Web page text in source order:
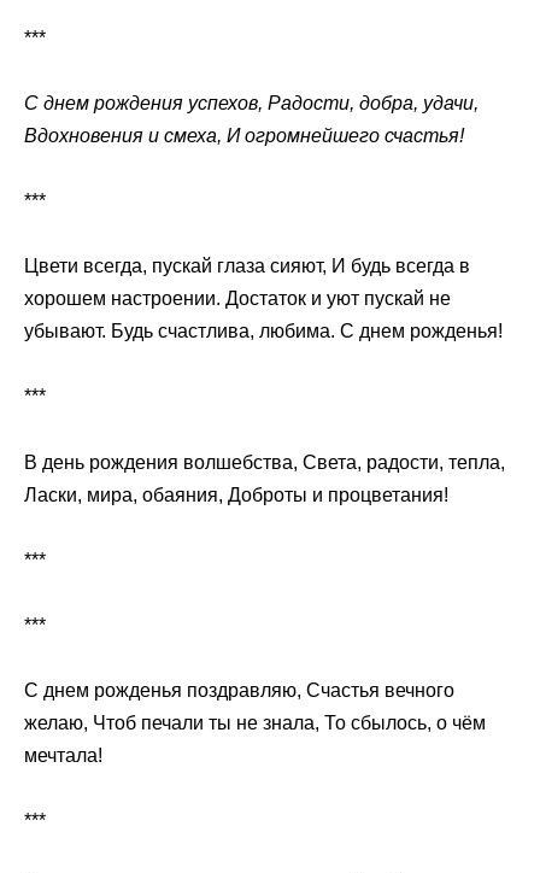
***
С днем рождения успехов, Радости, добра, удачи,
Вдохновения и смеха, И огромнейшего счастья!
***
Цвети всегда, пускай глаза сияют, И будь всегда в
хорошем настроении. Достаток и уют пускай не
убывают. Будь счастлива, любима. С днем рожденья!
***
В день рождения волшебства, Света, радости, тепла,
Ласки, мира, обаяния, Доброты и процветания!
***
***
С днем рожденья поздравляю, Счастья вечного
желаю, Чтоб печали ты не знала, То сбылось, о чём
мечтала!
***